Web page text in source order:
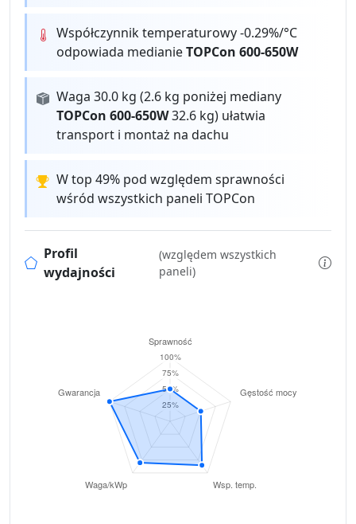
Współczynnik temperaturowy -0.29%/°C
odpowiada medianieTOPCon 600-650W
Waga 30.0 kg (2.6 kg poniżej mediany
TOPCon 600-650W32.6 kg) ułatwia
transport i montaż na dachu
W top 49% pod względem sprawności
wśród wszystkich paneli TOPCon
Profil
wydajności
(względem wszystkich
paneli)